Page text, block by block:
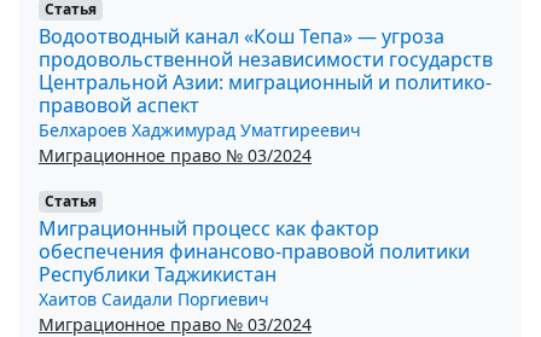
Статья
Водоотводный канал «Кош Тепа» — угроза
продовольственной независимости государств
Центральной Азии: миграционный и политико-
правовой аспект
Белхароев Хаджимурад Уматгиреевич
Миграционное право № 03/2024
Статья
Миграционный процесс как фактор
обеспечения финансово-правовой политики
Республики Таджикистан
Хаитов Саидали Поргиевич
Миграционное право № 03/2024